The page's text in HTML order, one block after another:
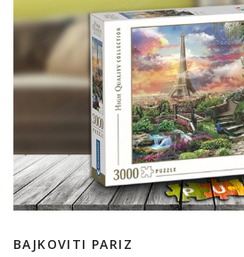
BAJKOVITI PARIZ